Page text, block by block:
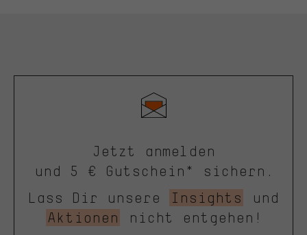
Jetzt anmelden
und 5 € Gutschein* sichern.
Lass Dir unsere
Insights
und
Aktionen
nicht entgehen!